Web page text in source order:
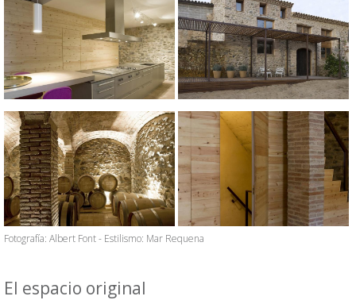
Fotografía: Albert Font - Estilismo: Mar Requena
El espacio original